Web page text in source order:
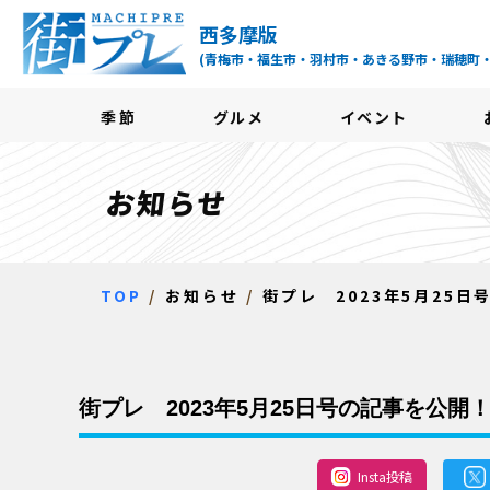
街プレ -東京・西多
西多摩版
(青梅市・福生市・羽村市・あきる野市・瑞穂町
季節 グルメ イベント
お知らせ
TOP お知らせ 街プレ 2023年5月25日号
街プレ 2023年5月25日号の記事を公開！
Insta投稿